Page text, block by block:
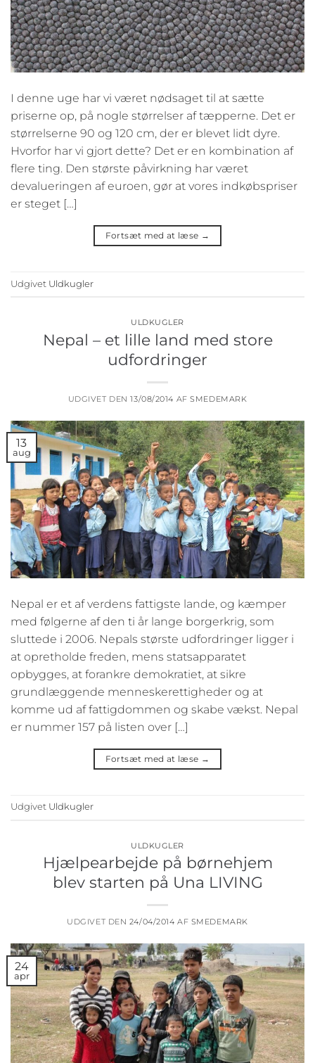
I denne uge har vi været nødsaget til at sætte
priserne op, på nogle størrelser af tæpperne. Det er
størrelserne 90 og 120 cm, der er blevet lidt dyre.
Hvorfor har vi gjort dette? Det er en kombination af
flere ting. Den største påvirkning har været
devalueringen af euroen, gør at vores indkøbspriser
er steget […]
Fortsæt med at læse →
Udgivet Uldkugler
ULDKUGLER
Nepal – et lille land med store
udfordringer
UDGIVET DEN13/08/2014 AFSMEDEMARK
13
aug
Nepal er et af verdens fattigste lande, og kæmper
med følgerne af den ti år lange borgerkrig, som
sluttede i 2006. Nepals største udfordringer ligger i
at opretholde freden, mens statsapparatet
opbygges, at forankre demokratiet, at sikre
grundlæggende menneskerettigheder og at
komme ud af fattigdommen og skabe vækst. Nepal
er nummer 157 på listen over […]
Fortsæt med at læse →
Udgivet Uldkugler
ULDKUGLER
Hjælpearbejde på børnehjem
blev starten på Una LIVING
UDGIVET DEN 24/04/2014 AF SMEDEMARK
24
apr